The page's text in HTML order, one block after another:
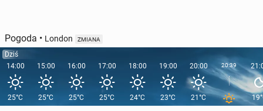
Pogoda • London ZMIANA
Dziś
14:00
25°C
15:00
25°C
16:00
25°C
17:00
25°C
18:00
24°C
19:00
23°C
20:00
21°C
20:39